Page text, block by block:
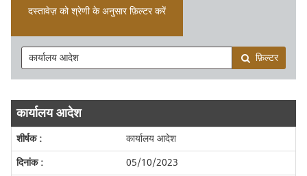
दस्तावेज़ को श्रेणी के अनुसार फ़िल्टर करें
फ़िल्टर
कार्यालय आदेश
कार्यालय आदेश
05/10/2023